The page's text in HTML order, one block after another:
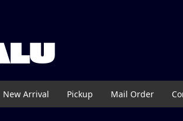
New Arrival Pickup Mail Order